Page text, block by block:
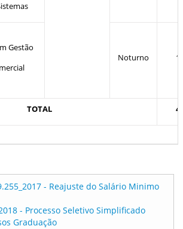
Gestão
Noturno 1
TOTAL 4
- Reajuste do Salário Minimo
- Processo Seletivo Simplificado
Graduação